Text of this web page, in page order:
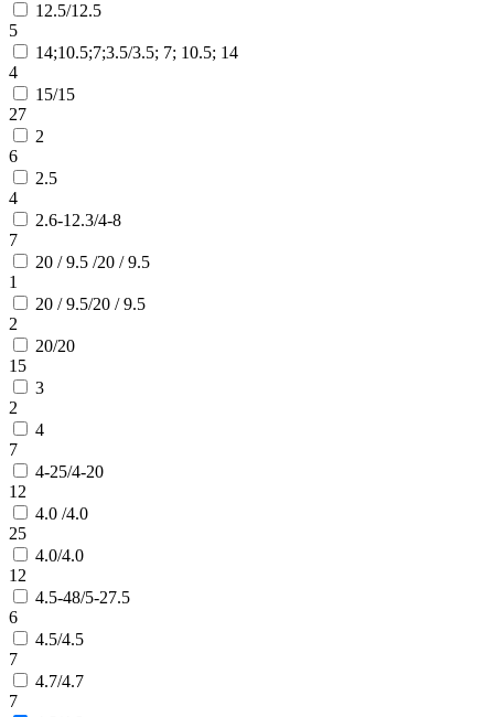
12.5/12.5
5
14;10.5;7;3.5/3.5; 7; 10.5; 14
4
15/15
27
2
6
2.5
4
2.6-12.3/4-8
7
20 / 9.5 /20 / 9.5
1
20 / 9.5/20 / 9.5
2
20/20
15
3
2
4
7
4-25/4-20
12
4.0 /4.0
25
4.0/4.0
12
4.5-48/5-27.5
6
4.5/4.5
7
4.7/4.7
7